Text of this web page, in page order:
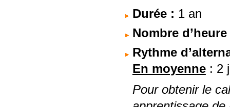
Durée : 1 an
Nombre
Rythme
En moyenne: 2
Pour obtenir le